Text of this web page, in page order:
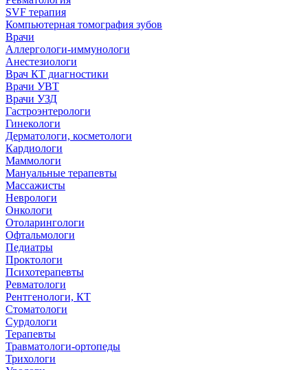
SVF терапия
Компьютерная томография зубов
Врачи
Аллергологи-иммунологи
Анестезиологи
Врач КТ диагностики
Врачи УВТ
Врачи УЗД
Гастроэнтерологи
Гинекологи
Дерматологи, косметологи
Кардиологи
Маммологи
Мануальные терапевты
Массажисты
Неврологи
Онкологи
Отоларингологи
Офтальмологи
Педиатры
Проктологи
Психотерапевты
Ревматологи
Рентгенологи, КТ
Стоматологи
Сурдологи
Терапевты
Травматологи-ортопеды
Трихологи